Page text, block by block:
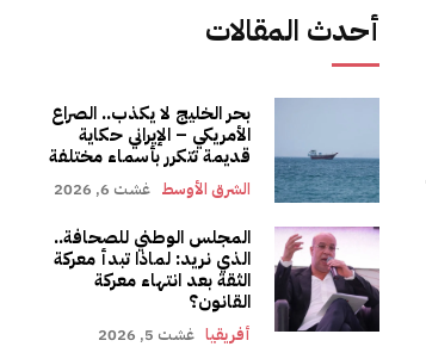
أحدث المقالات
بحر الخليج لا يكذب.. الصراع
الأمريكي – الإيراني حكاية
قديمة تتكرر بأسماء مختلفة
الشرق الأوسط غشت 6, 2026
المجلس الوطني للصحافة..
الذي نريد: لماذا تبدأ معركة
الثقة بعد انتهاء معركة
القانون؟
أفريقيا غشت 5, 2026